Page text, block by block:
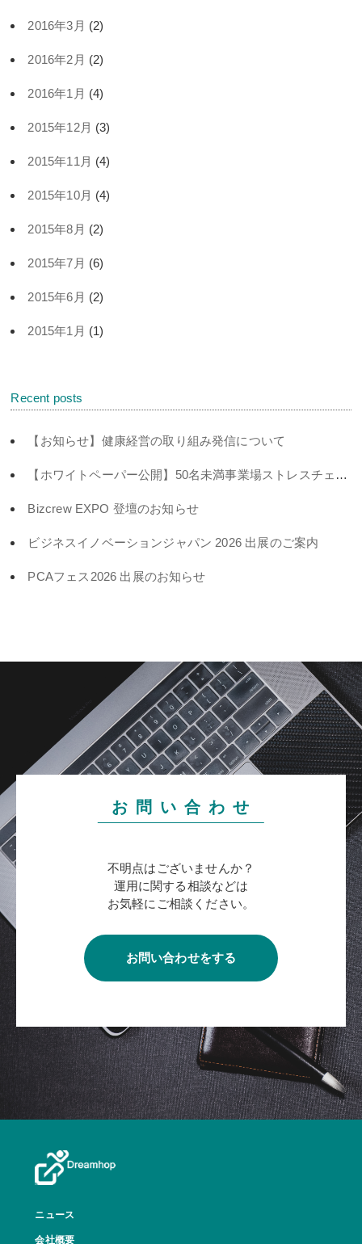
2016年3月 (2)
2016年2月 (2)
2016年1月 (4)
2015年12月 (3)
2015年11月 (4)
2015年10月 (4)
2015年8月 (2)
2015年7月 (6)
2015年6月 (2)
2015年1月 (1)
Recent posts
【お知らせ】健康経営の取り組み発信について
【ホワイトペーパー公開】50名未満事業場ストレスチェック義務化対策
Bizcrew EXPO 登壇のお知らせ
ビジネスイノベーションジャパン 2026 出展のご案内
PCAフェス2026 出展のお知らせ
お 問 い 合 わ せ
不明点はございませんか？
運用に関する相談などは
お気軽にご相談ください。
お問い合わせをする
ニュース
会社概要